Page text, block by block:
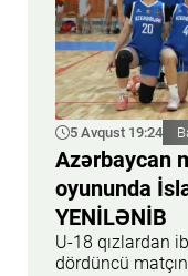
5 Avqust 19:24
Azərbaycan
oyununda
YENİLƏNİB
U-18 qızlardan
dördüncü